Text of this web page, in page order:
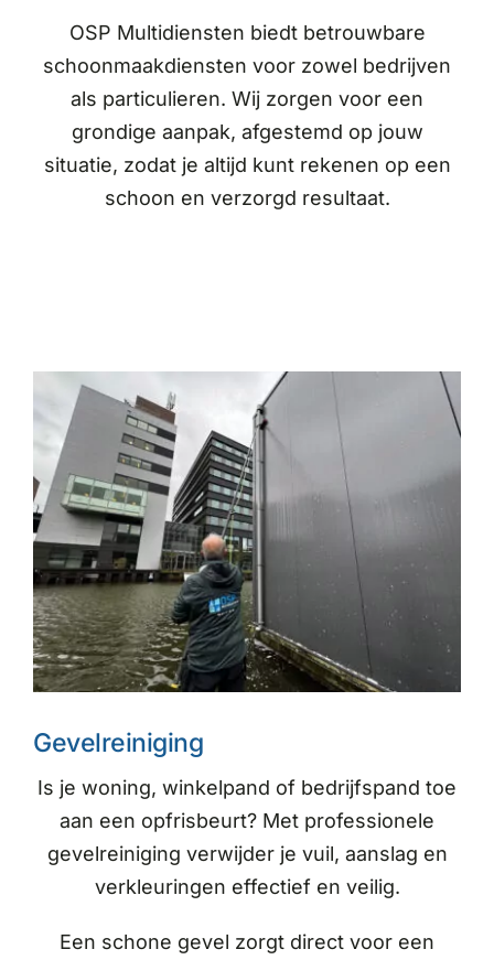
OSP Multidiensten biedt betrouwbare
schoonmaakdiensten voor zowel bedrijven
als particulieren. Wij zorgen voor een
grondige aanpak, afgestemd op jouw
situatie, zodat je altijd kunt rekenen op een
schoon en verzorgd resultaat.
Gevelreiniging
Is je woning, winkelpand of bedrijfspand toe
aan een opfrisbeurt? Met professionele
gevelreiniging verwijder je vuil, aanslag en
verkleuringen effectief en veilig.
Een schone gevel zorgt direct voor een